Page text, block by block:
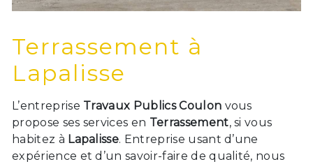
Terrassement à
Lapalisse
L’entreprise Travaux Publics Coulon vous
propose ses services en Terrassement, si vous
habitez à Lapalisse. Entreprise usant d’une
expérience et d’un savoir-faire de qualité, nous